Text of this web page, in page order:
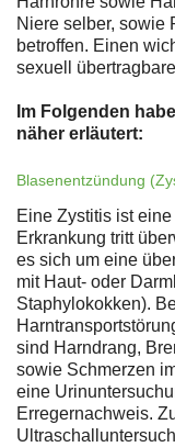
Niere selber, sowie
betroffen. Einen
sexuell
Im Folgenden
näher erläutert:
Blasenentzündung
Eine Zystitis ist
Erkrankung tritt
es sich um eine
mit Haut- oder
Staphylokokken).
sind Harndrang,
sowie Schmerzen
eine
Erregernachweis.